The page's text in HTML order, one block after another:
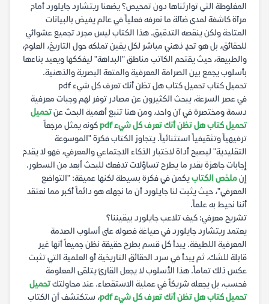
المغلوطة التي توارثناها دون تمحيص؟ يضعنا ريتشارد جايلورد أمام
مرآة كاشفة لمدى ضآلة ما نعرفه فعلياً في عالم يفيض بالبيانات
المتاحة ولكن ينقصه التدقيق. هذا الكتاب ليس مجرد تجميع عشوائي
للحقائق، بل هو تحدٍ ذهني مباشر لكل يقين تملكه حول التاريخ، العلوم،
والطبيعة، حيث يقتحم الكاتب مناطق "البداهة" ليفككها ويعيد بناءها
بأسلوب يجمع بين الصرامة المعرفية والمتعة البصرية والذهنية.
تحميل كتاب تحميل كتاب هل تظن أنك تعرف كل شيء pdf
في عصر السرعة، يبحث الكثيرون عن مصادر توفر لهم وجبات معرفية
دسمة ومختصرة في آن واحد، ومن هنا تنبع أهمية البحث عنتحميل
تحميل كتاب هل تظن أنك تعرف كل شيء pdf
كونه يمثل مرجعاً
ترفيهياً وتثقيفياً استثنائياً. يتجاوز الكتاب فكرة "الموسوعة
التقليدية" ليصبح أداة لاختبار الذكاء الاجتماعي والمعرفي، فهو لا يقدم
إجابات جاهزة بقدر ما يطرح تساؤلات تدفعك للبحث أبعد من السطور.
إنملخص الكتابيكمن في فكرة بسيطة لكنها عميقة: "التواضع
المعرفي"، حيث يثبت لنا جايلورد أن ما نجهله هو دائماً أكبر مما نعتقد
أننا نحيط به علماً.
تشريح معرفي: كيف تلاعب جايلورد بيقيننا؟
يعتمد ريتشارد جايلورد في صياغة فصوله على أسلوب الصدمة
المعرفية اللطيفة. يبدأ كل قسم بطرح حقيقة نظن جميعاً أنها غير
قابلة للشك، ثم يبدأ في سرد الحقائق التاريخية أو العلمية التي تثبت
عكس ذلك تماماً. هذا الأسلوب لا يجعل القارئ يتلقى المعلومة
فحسب، بل يجعله شريكاً في عملية الاستقصاء. عند محاولتكتحميل
تحميل كتاب هل تظن أنك تعرف كل شيء pdf
، ستكتشف أن الكتاب